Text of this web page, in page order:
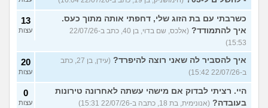
כשרבתי עם בת הזוג שלי, דחפתי אותה מתוך כעס.
איך להתמודד?
(אלכס, שם בדוי, בן 40, כתב ב-22/07/26
15:53)
13
עצות
איך להסביר לה שאני רוצה להיפרד?
(עידן, בן 27, כתב
ב-22/07/26 15:42)
20
עצות
היי. רציתי לבדוק אם מישהי עשתה לאחרונה טירונות
בעובדה? (אנונימית, בת 18, כתבה ב-22/07/26 15:31)
0
עצות